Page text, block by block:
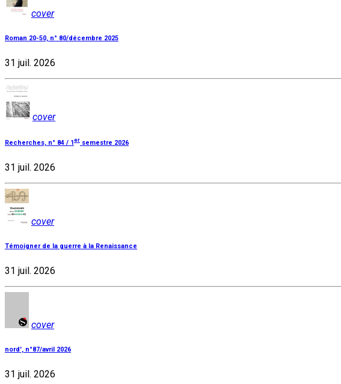
cover
Roman 20-50, n° 80/décembre 2025
31 juil. 2026
cover
Recherches, n° 84 / 1 er semestre 2026
31 juil. 2026
cover
Témoigner de la guerre à la Renaissance
31 juil. 2026
cover
nord', n°87/avril 2026
31 juil. 2026